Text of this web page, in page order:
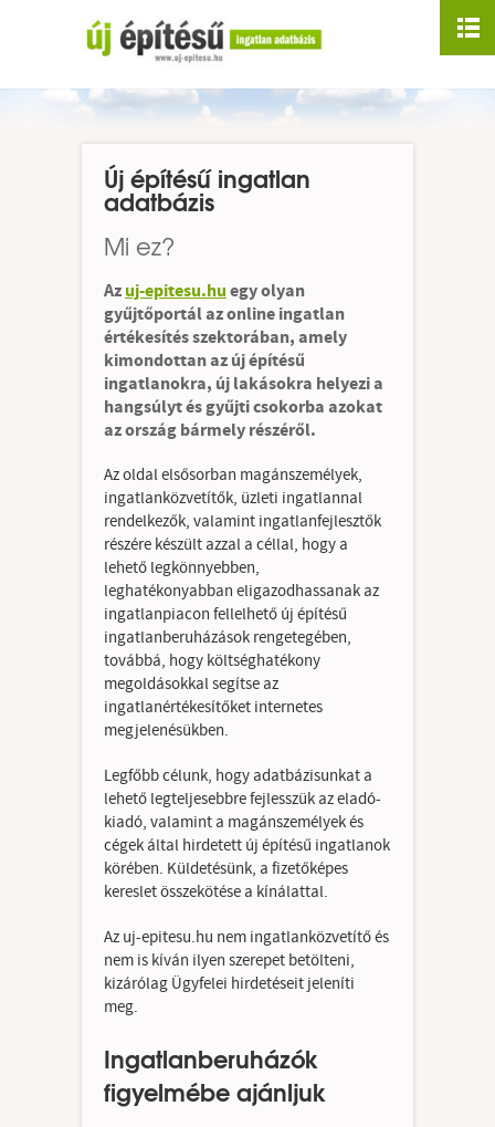
Nyitólap
Rólunk
Linkajánló
Médiaajánlat
Kapcsolat
Budapesti ingatlanok
Vidéki ingatlanok
Vízparti ingatlanok
Hasznos linkek
Új építésű ingatlan
adatbázis
Mi ez?
Az uj-epitesu.hu egy olyan
gyűjtőportál az online ingatlan
értékesítés szektorában, amely
kimondottan az új építésű
ingatlanokra, új lakásokra helyezi a
hangsúlyt és gyűjti csokorba azokat
az ország bármely részéről.
Az oldal elsősorban magánszemélyek,
ingatlanközvetítők, üzleti ingatlannal
rendelkezők, valamint ingatlanfejlesztők
részére készült azzal a céllal, hogy a
lehető legkönnyebben,
leghatékonyabban eligazodhassanak az
ingatlanpiacon fellelhető új építésű
ingatlanberuházások rengetegében,
továbbá, hogy költséghatékony
megoldásokkal segítse az
ingatlanértékesítőket internetes
megjelenésükben.
Legfőbb célunk, hogy adatbázisunkat a
lehető legteljesebbre fejlesszük az eladó-
kiadó, valamint a magánszemélyek és
cégek által hirdetett új építésű ingatlanok
körében. Küldetésünk, a fizetőképes
kereslet összekötése a kínálattal.
Az uj-epitesu.hu nem ingatlanközvetítő és
nem is kíván ilyen szerepet betölteni,
kizárólag Ügyfelei hirdetéseit jeleníti
meg.
Ingatlanberuházók
figyelmébe ajánljuk